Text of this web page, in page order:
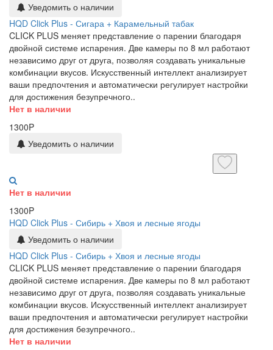
Уведомить о наличии
HQD Click Plus - Сигара + Карамельный табак
CLICK PLUS меняет представление о парении благодаря
двойной системе испарения. Две камеры по 8 мл работают
независимо друг от друга, позволяя создавать уникальные
комбинации вкусов. Искусственный интеллект анализирует
ваши предпочтения и автоматически регулирует настройки
для достижения безупречного..
Нет в наличии
1300P
Уведомить о наличии
Нет в наличии
1300P
HQD Click Plus - Сибирь + Хвоя и лесные ягоды
Уведомить о наличии
HQD Click Plus - Сибирь + Хвоя и лесные ягоды
CLICK PLUS меняет представление о парении благодаря
двойной системе испарения. Две камеры по 8 мл работают
независимо друг от друга, позволяя создавать уникальные
комбинации вкусов. Искусственный интеллект анализирует
ваши предпочтения и автоматически регулирует настройки
для достижения безупречного..
Нет в наличии